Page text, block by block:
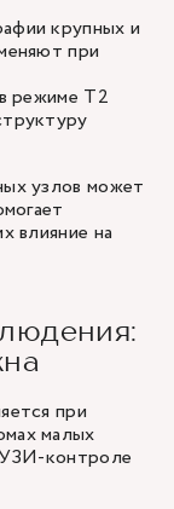
крупных и
при
режиме Т2
узлов может
влияние на
при
малых
УЗИ-контроле